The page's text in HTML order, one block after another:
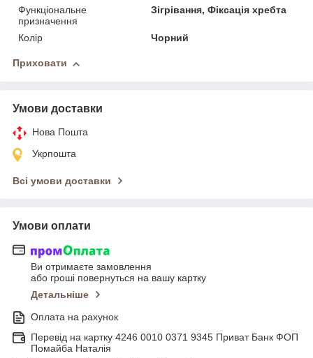
Функціональне
призначення
Зігрівання, Фіксація хребта
Колір Чорний
Приховати
Умови доставки
Нова Пошта
Укрпошта
Всі умови доставки
Умови оплати
Ви отримаєте замовлення
або гроші повернуться на вашу картку
Детальніше
Оплата на рахунок
Перевід на картку 4246 0010 0371 9345 Приват Банк ФОП
Помайба Наталія